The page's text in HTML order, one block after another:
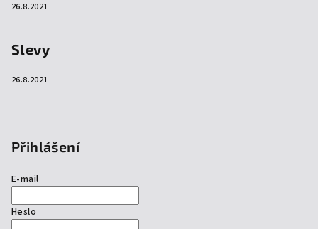
26.8.2021
Slevy
26.8.2021
Přihlášení
E-mail
Heslo